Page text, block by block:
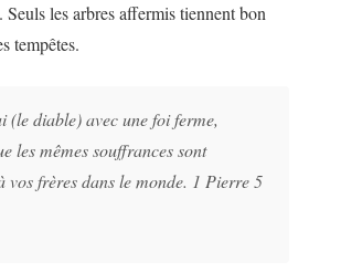
les arbres affermis tiennent bon
tempêtes.
(le diable) avec une foi ferme,
les mêmes souffrances sont
vos frères dans le monde. 1 Pierre 5